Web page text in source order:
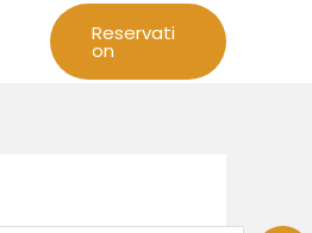
Reservati
on